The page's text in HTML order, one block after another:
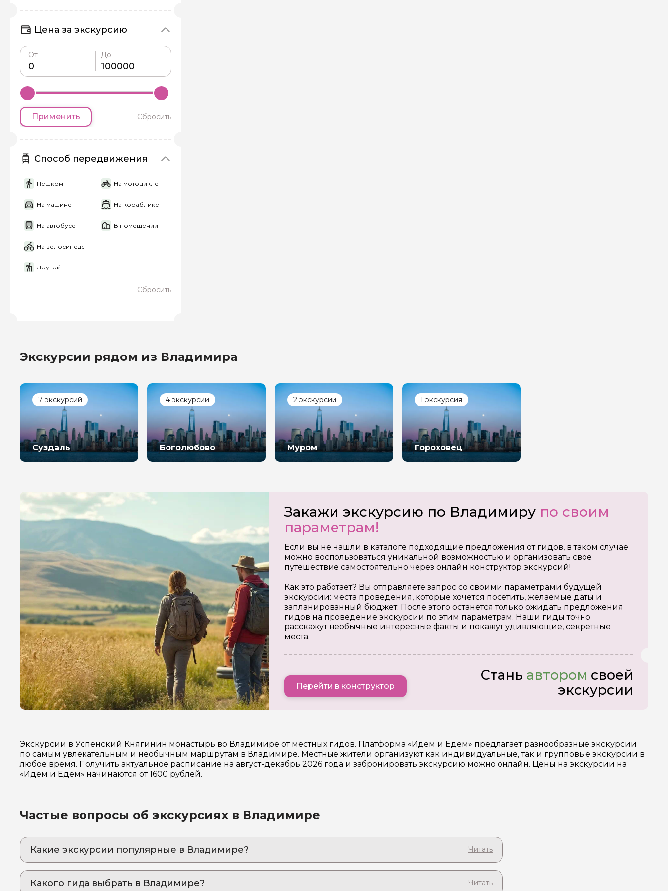
Цена за экскурсию
От До
Применить Сбросить
Способ передвижения
Пешком На мотоцикле
На машине На кораблике
На автобусе В помещении
На велосипеде
Другой
Сбросить
Экскурсии рядом из Владимира
7 экскурсий
Суздаль
4 экскурсии
Боголюбово
2 экскурсии
Муром
1 экскурсия
Гороховец
Закажи экскурсию по Владимиру по своим
параметрам!
Если вы не нашли в каталоге подходящие предложения от гидов, в таком случае
можно воспользоваться уникальной возможностью и организовать своё
путешествие самостоятельно через онлайн конструктор экскурсий!
Как это работает? Вы отправляете запрос со своими параметрами будущей
экскурсии: места проведения, которые хочется посетить, желаемые даты и
запланированный бюджет. После этого останется только ожидать предложения
гидов на проведение экскурсии по этим параметрам. Наши гиды точно
расскажут необычные интересные факты и покажут удивляющие, секретные
места.
Перейти в конструктор
Стань автором своей
экскурсии
Экскурсии в Успенский Княгинин монастырь во Владимире от местных гидов. Платформа «Идем и Едем» предлагает разнообразные экскурсии
по самым увлекательным и необычным маршрутам в Владимире. Местные жители организуют как индивидуальные, так и групповые экскурсии в
любое время. Получить актуальное расписание на август-декабрь 2026 года и забронировать экскурсию можно онлайн. Цены на экскурсии на
«Идем и Едем» начинаются от 1600 рублей.
Частые вопросы об экскурсиях в Владимире
Какие экскурсии популярные в Владимире?
Какого гида выбрать в Владимире?
Задайте свой вопрос гиду
Как вас зовут